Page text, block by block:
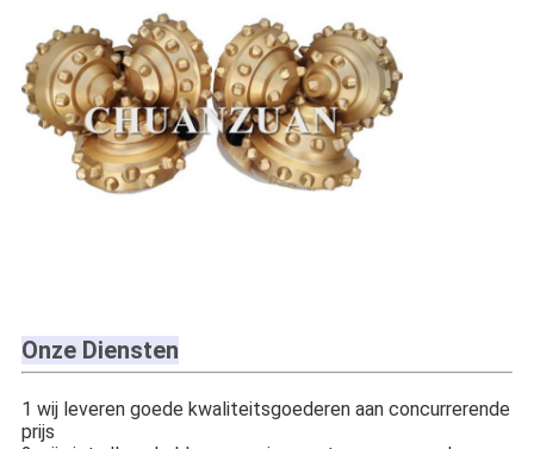
Onze Diensten
1 wij leveren goede kwaliteitsgoederen aan concurrerende
prijs